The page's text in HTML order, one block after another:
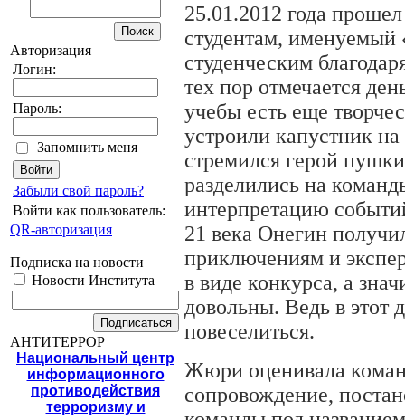
Авторизация
Логин:
Пароль:
Запомнить меня
Забыли свой пароль?
Войти как пользователь:
QR-авторизация
Подписка на новости
Новости Института
АНТИТЕРРОР
Национальный центр
информационного
противодействия
терроризму и
25.01.2012 года
студентам, именуемый
студенческим
тех пор отмечается
учебы есть еще
устроили капустник
стремился герой
разделились на
интерпретацию
21 века Онегин
приключениям и
в виде конкурса, а
довольны. Ведь в этот
повеселиться.
Жюри оценивала
сопровождение,